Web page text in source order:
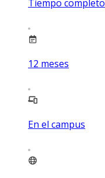
Tiempo completo
12 meses
En el campus